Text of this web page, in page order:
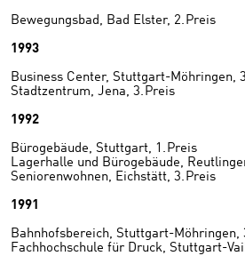
Bewegungsbad, Bad Elster, 2. Preis
1993
Business Center, Stuttgart-Möhringen,
Stadtzentrum, Jena, 3. Preis
1992
Bürogebäude, Stuttgart, 1. Preis
Lagerhalle und Bürogebäude,
Seniorenwohnen, Eichstätt, 3. Preis
1991
Bahnhofsbereich, Stuttgart-Möhringen,
Fachhochschule für Druck, Stuttgart-